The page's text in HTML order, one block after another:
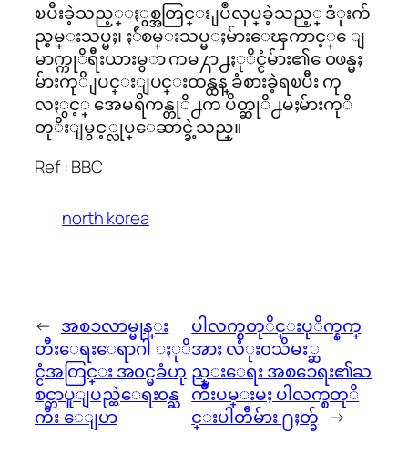
ၿပီးခဲ့သည့္ႏွစ္အတြင္း ျပဳလုပ္ခဲ့သည့္ ဒံုးက်
ည္စမ္းသပ္မႈ၊ ႏ်ဴစမ္းသပ္မႈမ်ားေၾကာင့္ ေျ
မာက္ကုိရီးယားမွာ ကမ႓ာ႕ႏုိင္ငံမ်ား၏ ေ၀ဖန္မႈ
မ်ားကုိ ျပင္းျပင္းထန္ထန္ ခံစားခဲ့ရၿပီး ကု
လႏွင့္ အေမရိကန္တုိ႕က ပိတ္ဆုိ႕မႈမ်ားကုိ
တုိးျမွင့္လုပ္ေဆာင္ခဲ့သည္။
Ref : BBC
north korea
← အစၥလာမ္မုန္း
တီးေရးေရာဂါ ႏုိ
င္ငံအတြင္း အ၀င္မခံဟု
စင္ကာပူျပည္ထဲေရး၀န္ႀ
ကီး ေျပာ
ပါလက္စတုိင္းပုိက္နက္
အား လံုး၀သိမး္ဆ
ည္းေရး အစၥေရး၏ႀ
ကိဳးပမ္းမႈ ပါလက္စတုိ
င္းပါတီမ်ား ႐ႈတ္ခ် →